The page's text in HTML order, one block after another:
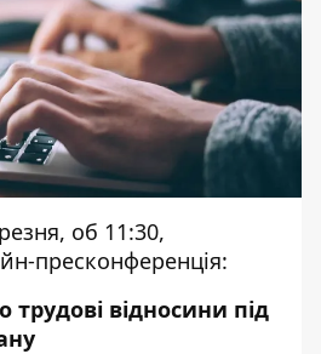
об 11:30,
пресконференція:
відносини під